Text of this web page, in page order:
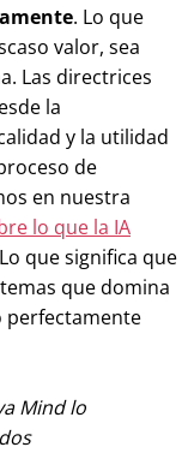
. Lo que
valor, sea
Las directrices
la
y la utilidad
de
en nuestra
lo que la IA
que significa que
que domina
perfectamente
Mind lo